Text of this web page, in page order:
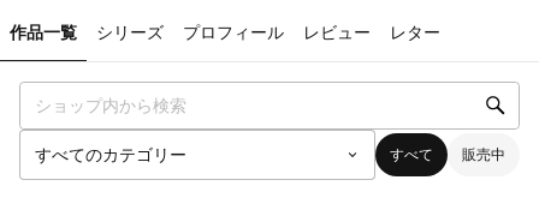
作品一覧 シリーズ プロフィール レビュー レター
すべて 販売中